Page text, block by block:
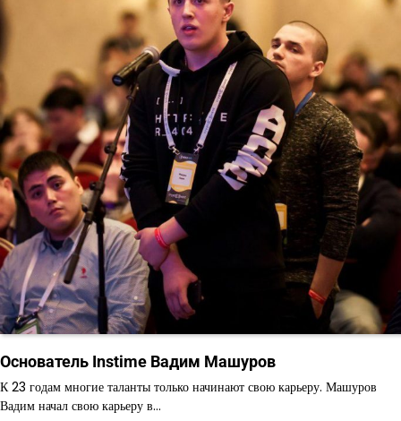
Основатель Instime Вадим Машуров
К 23 годам многие таланты только начинают свою карьеру. Машуров
Вадим начал свою карьеру в…